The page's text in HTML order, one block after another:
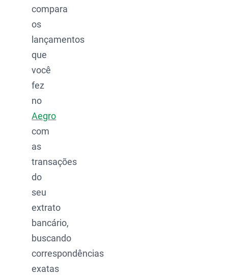
compara
os
lançamentos
que
você
fez
no
Aegro
com
as
transações
do
seu
extrato
bancário,
buscando
correspondências
exatas